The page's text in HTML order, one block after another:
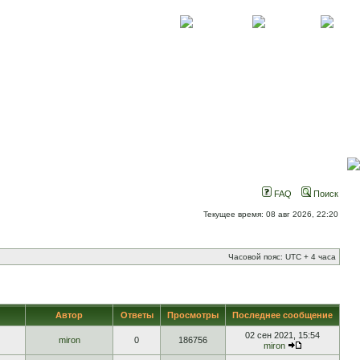
FAQ Поиск
Текущее время: 08 авг 2026, 22:20
Часовой пояс: UTC + 4 часа
Автор Ответы Просмотры Последнее сообщение
miron 0 186756
02 сен 2021, 15:54
miron